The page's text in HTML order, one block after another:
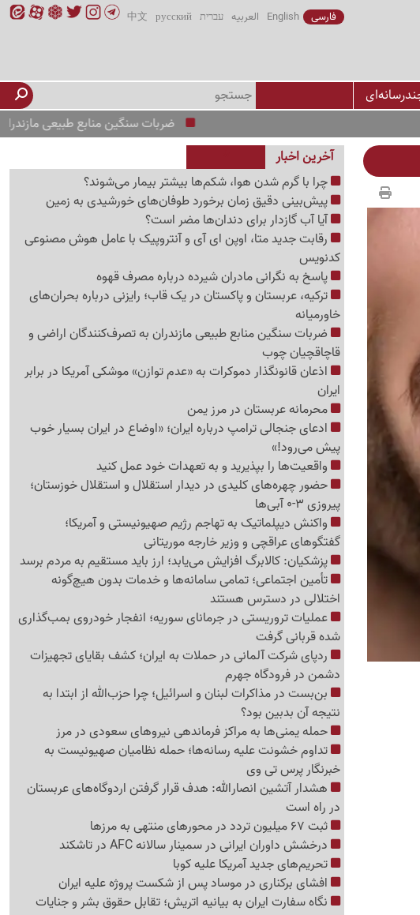
فارسی English العربیه עברית русский
中文
ضربات سنگین منابع طبیعی مازندران به
آخرین اخبار
چرا با گرم شدن هوا، شکم‌ها بیشتر بیمار می‌شوند؟
پیش‌بینی دقیق زمان برخورد طوفان‌های خورشیدی به زمین
آیا آب گازدار برای دندان‌ها مضر است؟
رقابت جدید متا، اوپن ای آی و آنتروپیک با عامل هوش مصنوعی
کدنویس
پاسخ به نگرانی مادران شیرده درباره مصرف قهوه
ترکیه، عربستان و پاکستان در یک قاب؛ رایزنی درباره بحران‌های
خاورمیانه
ضربات سنگین منابع طبیعی مازندران به تصرف‌کنندگان اراضی و
قاچاقچیان چوب
اذعان قانونگذار دموکرات به «عدم توازن» موشکی آمریکا در برابر
ایران
محرمانه عربستان در مرز یمن
ادعای جنجالی ترامپ درباره ایران؛ «اوضاع در ایران بسیار خوب
پیش می‌رود!»
واقعیت‌ها را بپذیرید و به تعهدات خود عمل کنید
حضور چهره‌های کلیدی در دیدار استقلال و استقلال خوزستان؛
پیروزی 3-0 آبی‌ها
واکنش دیپلماتیک به تهاجم رژیم صهیونیستی و آمریکا؛
گفتگوهای عراقچی و وزیر خارجه موریتانی
پزشکیان: کالابرگ افزایش می‌یابد؛ ارز باید مستقیم به مردم برسد
تأمین اجتماعی؛ تمامی سامانه‌ها و خدمات بدون هیچ‌گونه
اختلالی در دسترس هستند
عملیات تروریستی در جرمانای سوریه؛ انفجار خودروی بمب‌گذاری
شده قربانی گرفت
ردپای شرکت آلمانی در حملات به ایران؛ کشف بقایای تجهیزات
دشمن در فرودگاه جهرم
بن‌بست در مذاکرات لبنان و اسرائیل؛ چرا حزب‌الله از ابتدا به
نتیجه آن بدبین بود؟
حمله یمنی‌ها به مراکز فرماندهی نیروهای سعودی در مرز
تداوم خشونت علیه رسانه‌ها؛ حمله نظامیان صهیونیست به
خبرنگار پرس تی وی
هشدار آتشین انصارالله: هدف قرار گرفتن اردوگاه‌های عربستان
در راه است
ثبت 67 میلیون تردد در محورهای منتهی به مرزها
درخشش داوران ایرانی در سمینار سالانه AFC در تاشکند
تحریم‌های جدید آمریکا علیه کوبا
افشای برکناری در موساد پس از شکست پروژه علیه ایران
نگاه سفارت ایران به بیانیه اتریش؛ تقابل حقوق بشر و جنایات